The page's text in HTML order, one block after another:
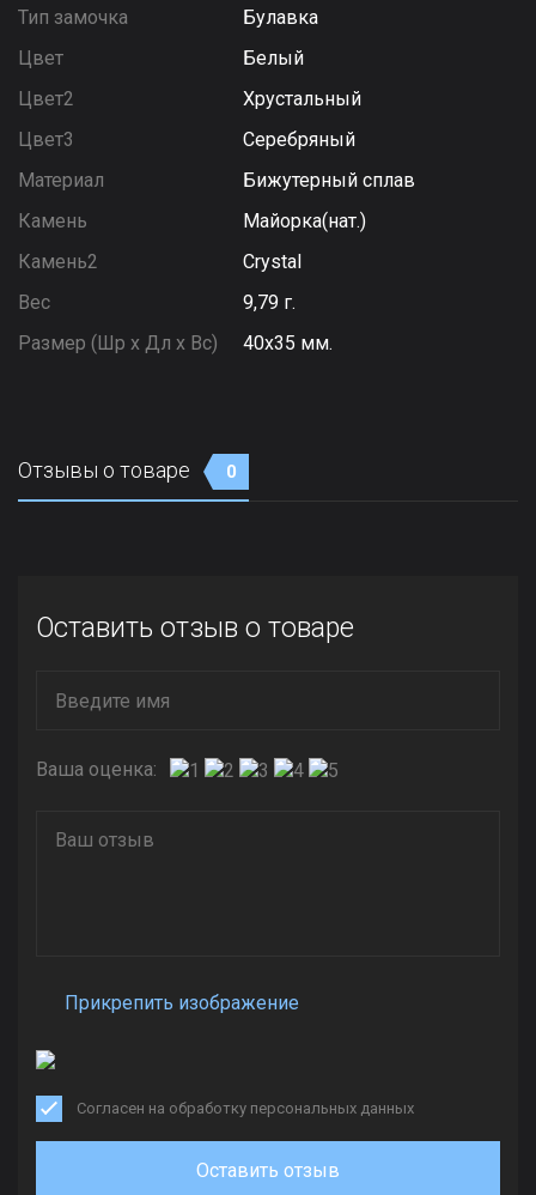
Тип замочка
Булавка
Цвет
Белый
Цвет2
Хрустальный
Цвет3
Серебряный
Материал
Бижутерный сплав
Камень
Майорка(нат.)
Камень2
Сrystal
Вес
9,79 г.
Размер (Шр х Дл х Вс)
40х35 мм.
Отзывы о товаре 0
Оставить отзыв о товаре
Ваша оценка:
Прикрепить изображение
Согласен на обработку персональных данных
Оставить отзыв